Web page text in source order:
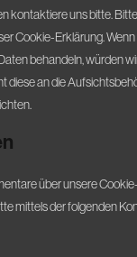
kontaktiere uns bitte.
Cookie-Erklärung.
behandeln, würden
diese an die
über unsere
mittels der folgenden